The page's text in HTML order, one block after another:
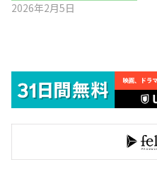
2026年2月5日